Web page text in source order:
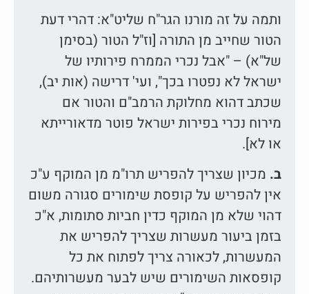
ותמה על זה מורנו הגר"ח שליט"א: דהרי דעת
הטור שחייב מן התורה [וז"ל הטור (בסימן
של"א) – "אבל נכרי הממרח פירותיו של
ישראל לא נפטרו בכך", ועי' דרישה (אות יב),
שכתב דהוא מחלוקת הרמב"ם והטור אם
מירוח נכרי בפירות ישראל פוטר מדאורייתא
או לא].
ב. מכיון שצריך להפריש תרו"מ מן המוקף ע"כ
אין להפריש על קופסת שימורים סגורה משום
דהוי שלא מן המוקף כדין חביות סתומות, א"כ
בזמן ביעור מעשרות שצריך להפריש את
המעשרות, לכאורה צריך לפתוח את כל
קופסאות השימורים שיש לבער מעשרותיהם.